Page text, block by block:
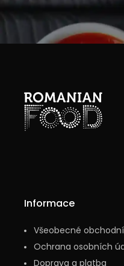
Informace
Všeobecné
Ochrana osobních
Doprava a platba